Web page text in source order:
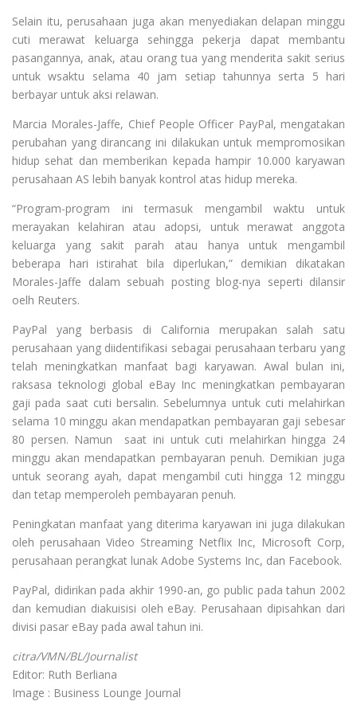
Selain itu, perusahaan juga akan menyediakan delapan minggu
cuti merawat keluarga sehingga pekerja dapat membantu
pasangannya, anak, atau orang tua yang menderita sakit serius
untuk wsaktu selama 40 jam setiap tahunnya serta 5 hari
berbayar untuk aksi relawan.
Marcia Morales-Jaffe, Chief People Officer PayPal, mengatakan
perubahan yang dirancang ini dilakukan untuk mempromosikan
hidup sehat dan memberikan kepada hampir 10.000 karyawan
perusahaan AS lebih banyak kontrol atas hidup mereka.
“Program-program ini termasuk mengambil waktu untuk
merayakan kelahiran atau adopsi, untuk merawat anggota
keluarga yang sakit parah atau hanya untuk mengambil
beberapa hari istirahat bila diperlukan,” demikian dikatakan
Morales-Jaffe dalam sebuah posting blog-nya seperti dilansir
oelh Reuters.
PayPal yang berbasis di California merupakan salah satu
perusahaan yang diidentifikasi sebagai perusahaan terbaru yang
telah meningkatkan manfaat bagi karyawan. Awal bulan ini,
raksasa teknologi global eBay Inc meningkatkan pembayaran
gaji pada saat cuti bersalin. Sebelumnya untuk cuti melahirkan
selama 10 minggu akan mendapatkan pembayaran gaji sebesar
80 persen. Namun saat ini untuk cuti melahirkan hingga 24
minggu akan mendapatkan pembayaran penuh. Demikian juga
untuk seorang ayah, dapat mengambil cuti hingga 12 minggu
dan tetap memperoleh pembayaran penuh.
Peningkatan manfaat yang diterima karyawan ini juga dilakukan
oleh perusahaan Video Streaming Netflix Inc, Microsoft Corp,
perusahaan perangkat lunak Adobe Systems Inc, dan Facebook.
PayPal, didirikan pada akhir 1990-an, go public pada tahun 2002
dan kemudian diakuisisi oleh eBay. Perusahaan dipisahkan dari
divisi pasar eBay pada awal tahun ini.
citra/VMN/BL/Journalist
Editor: Ruth Berliana
Image : Business Lounge Journal